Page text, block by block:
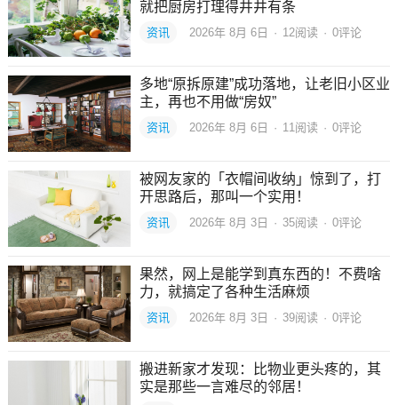
就把厨房打理得井井有条
资讯 2026年 8月 6日 · 12阅读 · 0评论
多地“原拆原建”成功落地，让老旧小区业
主，再也不用做“房奴”
资讯 2026年 8月 6日 · 11阅读 · 0评论
被网友家的「衣帽间收纳」惊到了，打
开思路后，那叫一个实用！
资讯 2026年 8月 3日 · 35阅读 · 0评论
果然，网上是能学到真东西的！不费啥
力，就搞定了各种生活麻烦
资讯 2026年 8月 3日 · 39阅读 · 0评论
搬进新家才发现：比物业更头疼的，其
实是那些一言难尽的邻居！